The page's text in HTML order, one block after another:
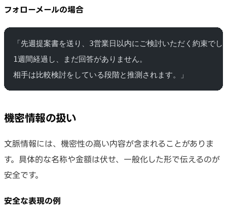
フォローメールの場合
「先週提案書を送り、3営業日以内にご検討いただく約束でし
1週間経過し、まだ回答がありません。
相手は比較検討をしている段階と推測されます。」
機密情報の扱い
文脈情報には、機密性の高い内容が含まれることがありま
す。具体的な名称や金額は伏せ、一般化した形で伝えるのが
安全です。
安全な表現の例